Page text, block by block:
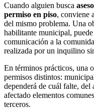
Cuando alguien busca
permiso en piso, conviene
del mismo problema. Una
habilitante municipal,
comunicación a la
realizada por un inquilino
En términos prácticos, una
permisos distintos:
dependerá de cuál falte, del
afectado elementos
terceros.